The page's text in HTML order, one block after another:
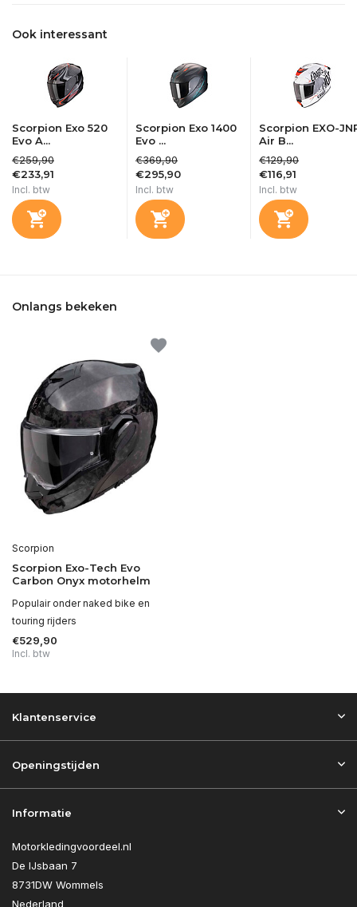
Ook interessant
Scorpion Exo 520
Evo A...
€259,90
€233,91
Incl. btw
Scorpion Exo 1400
Evo ...
€369,90
€295,90
Incl. btw
Scorpion EXO-
Air B...
€129,90
€116,91
Incl. btw
Onlangs bekeken
Scorpion
Scorpion Exo-Tech Evo
Carbon Onyx motorhelm
Populair onder naked bike en
touring rijders
€529,90
Incl. btw
Klantenservice
Openingstijden
Informatie
Motorkledingvoordeel.nl
De IJsbaan 7
8731DW Wommels
Nederland